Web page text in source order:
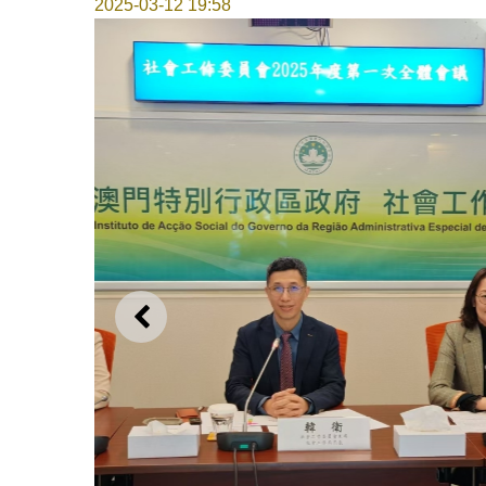
2025-03-12 19:58
上一则